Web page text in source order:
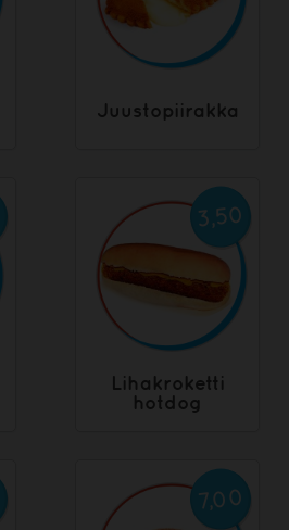
Juustopiirakka
3,50
Lihakroketti
hotdog
7,00